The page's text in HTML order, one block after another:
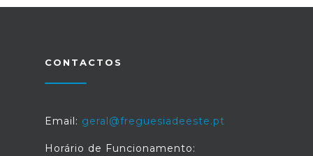
CONTACTOS
Email: geral@freguesiadeeste.pt
Horário de Funcionamento: